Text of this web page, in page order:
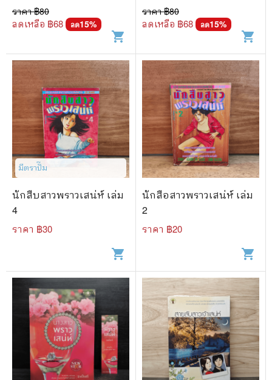
ราคา ฿80
ลดเหลือ ฿68 ลด15%
shopping_cart
ราคา ฿80
ลดเหลือ ฿68 ลด15%
shopping_cart
มีตราปั๊ม
นักสืบสาวพราวเสน่ห์ เล่ม
4
ราคา ฿30
shopping_cart
นักสือสาวพราวเสน่ห์ เล่ม
2
ราคา ฿20
shopping_cart